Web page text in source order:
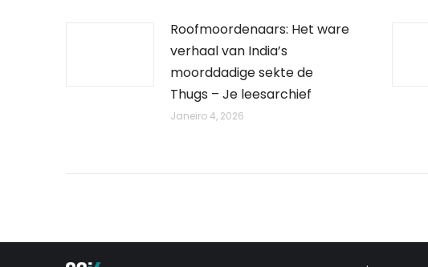
Roofmoordenaars: Het ware
verhaal van India’s
moorddadige sekte de
Thugs – Je leesarchief
Janeiro 4, 2026